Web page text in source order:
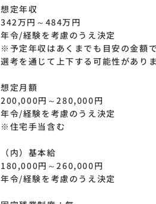
想定年収
342万円～484万円
年令/経験を考慮のうえ決定
※予定年収はあくまでも目安の金額で
選考を通じて上下する可能性がありま
想定月額
200,000円～280,000円
年令/経験を考慮のうえ決定
※住宅手当含む
（内）基本給
180,000円～260,000円
年令/経験を考慮のうえ決定